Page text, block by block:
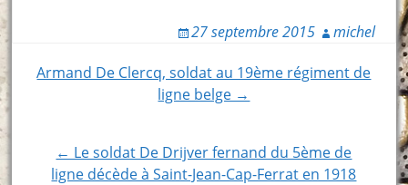
27 septembre 2015 michel
Post
Armand De Clercq, soldat au 19ème régiment de
ligne belge →
← Le soldat De Drijver fernand du 5ème de
ligne décède à Saint-Jean-Cap-Ferrat en 1918